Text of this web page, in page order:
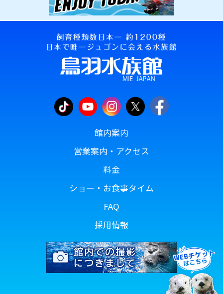
館内案内
営業案内・アクセス
料金
ショー・お食事タイム
FAQ
採用情報